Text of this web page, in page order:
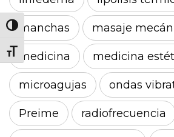
Alternar alto contraste
Alternar tamaño de letra
manchas masaje
medicina medicina
microagujas ondas
Preime radiofrecuencia